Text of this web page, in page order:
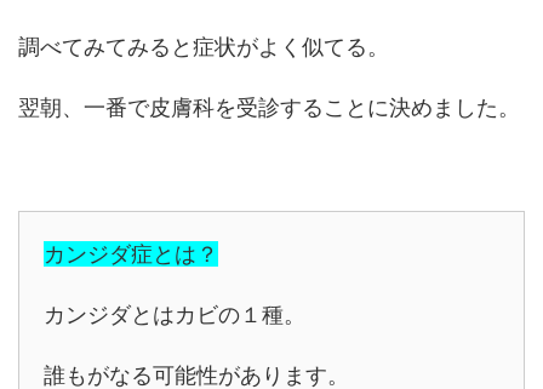
調べてみてみると症状がよく似てる。
翌朝、一番で皮膚科を受診することに決めました。
カンジダ症とは？
カンジダとはカビの１種。
誰もがなる可能性があります。